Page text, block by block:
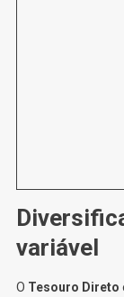
variável
O Tesouro Direto